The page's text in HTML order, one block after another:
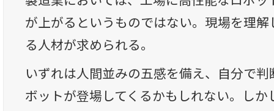
が上がるというものではない。現場を理
る人材が求められる。
いずれは人間並みの五感を備え、自分で
ボットが登場してくるかもしれない。し